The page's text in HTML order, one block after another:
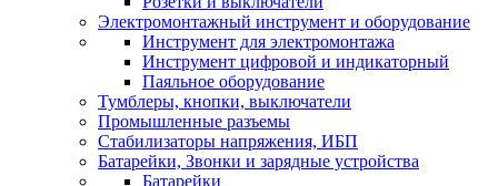
Электромонтажный инструмент и оборудование
Инструмент для электромонтажа
Инструмент цифровой и индикаторный
Паяльное оборудование
Тумблеры, кнопки, выключатели
Промышленные разъемы
Стабилизаторы напряжения, ИБП
Батарейки, Звонки и зарядные устройства
Батарейки